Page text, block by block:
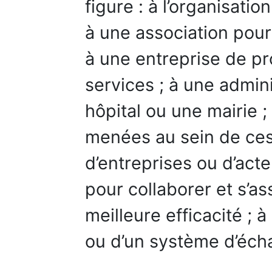
figure : à
à une association
à une entreprise de
services ; à une
hôpital ou une mairie
menées au sein de
d’entreprises ou
pour collaborer et
meilleure efficacité ; à
ou d’un système